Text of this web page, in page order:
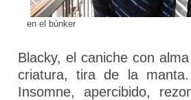
en el búnker
Blacky, el caniche con
criatura, tira de la
Insomne, apercibido,